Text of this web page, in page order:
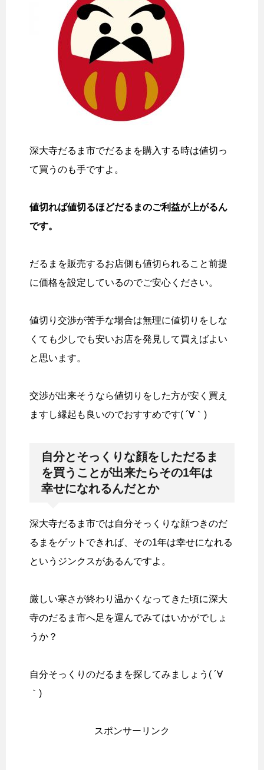
深大寺だるま市でだるまを購入する時は値切っ
て買うのも手ですよ。
値切れば値切るほどだるまのご利益が上がるん
です。
だるまを販売するお店側も値切られること前提
に価格を設定しているのでご安心ください。
値切り交渉が苦手な場合は無理に値切りをしな
くても少しでも安いお店を発見して買えばよい
と思います。
交渉が出来そうなら値切りをした方が安く買え
ますし縁起も良いのでおすすめです( ´∀｀)
自分とそっくりな顔をしただるま
を買うことが出来たらその1年は
幸せになれるんだとか
深大寺だるま市では自分そっくりな顔つきのだ
るまをゲットできれば、その1年は幸せになれる
というジンクスがあるんですよ。
厳しい寒さが終わり温かくなってきた頃に深大
寺のだるま市へ足を運んでみてはいかがでしょ
うか？
自分そっくりのだるまを探してみましょう( ´∀
｀)
スポンサーリンク